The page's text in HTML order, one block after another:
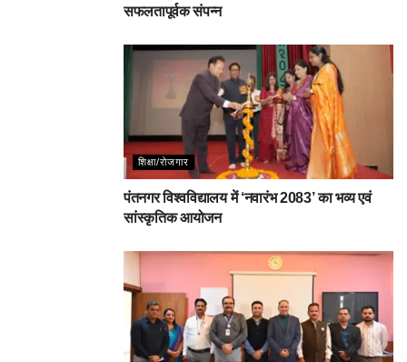
सफलतापूर्वक संपन्न
शिक्षा/रोजगार
पंतनगर विश्वविद्यालय में ‘नवारंभ 2083’ का भव्य एवं
सांस्कृतिक आयोजन